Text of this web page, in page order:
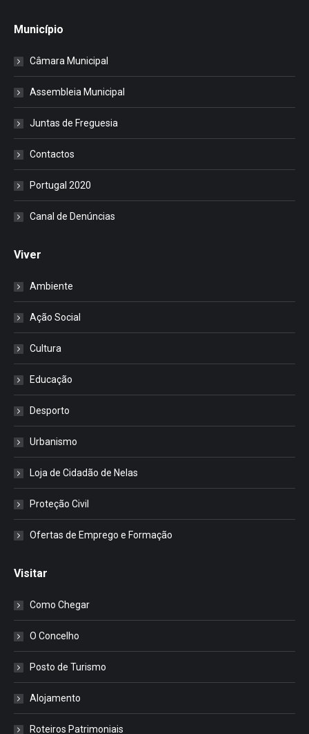
Município
Câmara Municipal
Assembleia Municipal
Juntas de Freguesia
Contactos
Portugal 2020
Canal de Denúncias
Viver
Ambiente
Ação Social
Cultura
Educação
Desporto
Urbanismo
Loja de Cidadão de Nelas
Proteção Civil
Ofertas de Emprego e Formação
Visitar
Como Chegar
O Concelho
Posto de Turismo
Alojamento
Roteiros Patrimoniais